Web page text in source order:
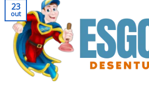
23
out